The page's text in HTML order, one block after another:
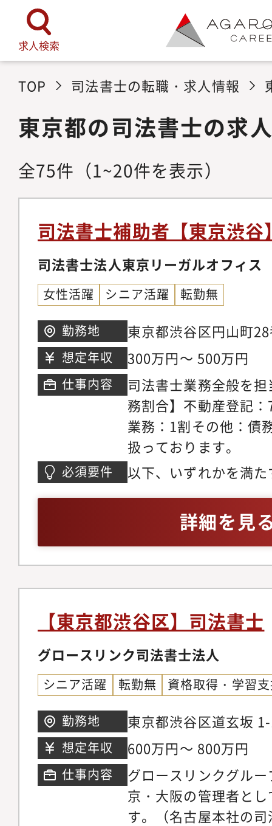
求人検索
TOP 司法書士の転職・求人情報
東京都の司法書士の求
全75件 （1~20件を表示）
司法書士補助者【東京渋谷
司法書士法人東京リーガルオフィス
女性活躍 シニア活躍 転勤無
勤務地
東京都渋谷区円山町
階アクセス : JR山手
頭線泉駅 徒歩3分
想定年収 300万円～ 500万円
仕事内容
司法書士業務全般を
務割合】不動産登記
業務：1割その他：債
扱っております。
必須要件
以下、いずれかを満
詳細を見
【東京都渋谷区】司法書士
グロースリンク司法書士法人
シニア活躍 転勤無 資格取得・学習
勤務地
東京都渋谷区道玄坂
玄坂4F
想定年収 600万円～ 800万円
仕事内容
グロースリンクグル
京・大阪の管理者と
す。（名古屋本社の